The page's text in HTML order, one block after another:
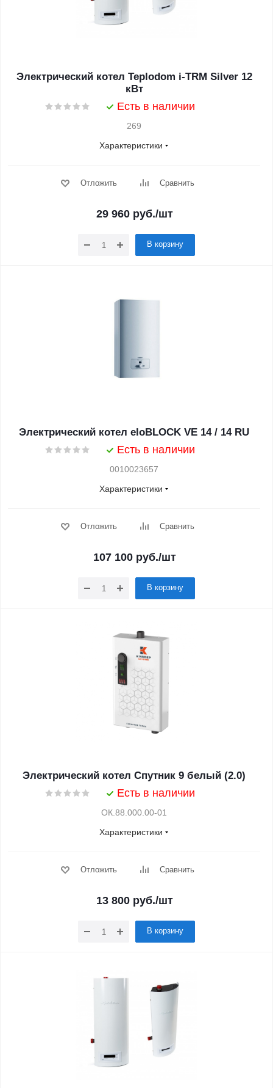
Электрический котел Teplodom i-TRM Silver 12
кВт
Есть в наличии
269
Характеристики
Отложить Сравнить
29 960руб./шт
В корзину
Электрический котел eloBLOCK VE 14 / 14 RU
Есть в наличии
0010023657
Характеристики
Отложить Сравнить
107 100руб./шт
В корзину
Электрический котел Спутник 9 белый (2.0)
Есть в наличии
ОК.88.000.00-01
Характеристики
Отложить Сравнить
13 800руб./шт
В корзину